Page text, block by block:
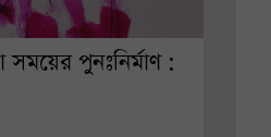
পুনঃনির্মাণ :